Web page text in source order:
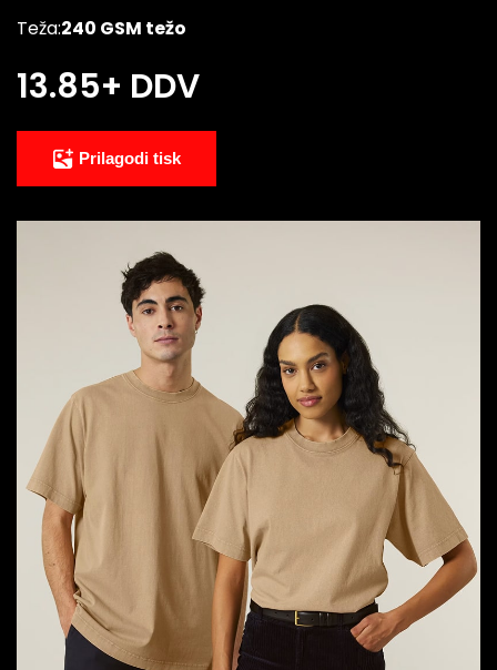
Teža:240 GSM težo
13.85+ DDV
Prilagodi tisk